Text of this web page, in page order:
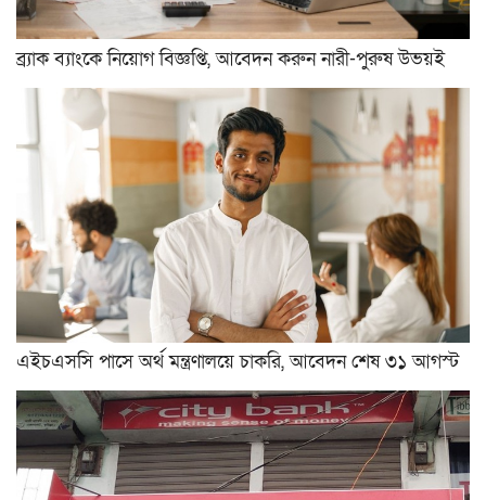
ব্র্যাক ব্যাংকে নিয়োগ বিজ্ঞপ্তি, আবেদন করুন নারী-পুরুষ উভয়ই
এইচএসসি পাসে অর্থ মন্ত্রণালয়ে চাকরি, আবেদন শেষ ৩১ আগস্ট